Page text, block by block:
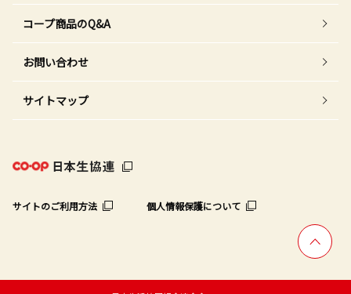
コープ商品のQ&A
お問い合わせ
サイトマップ
サイトのご利用方法 個人情報保護について